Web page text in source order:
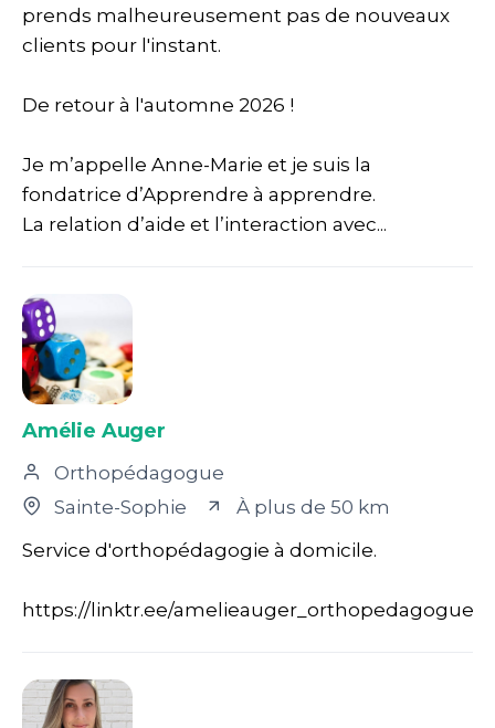
prends malheureusement pas de nouveaux
clients pour l'instant.
De retour à l'automne 2026 !
Je m’appelle Anne-Marie et je suis la
fondatrice d’Apprendre à apprendre.
La relation d’aide et l’interaction avec...
Amélie Auger
Orthopédagogue
Sainte-Sophie
À plus de 50 km
Service d'orthopédagogie à domicile.
https://linktr.ee/amelieauger_orthopedagogue